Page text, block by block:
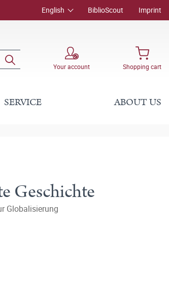
English BiblioScout Imprint
Your account Shopping cart
SERVICE ABOUT US
Geschichte
Globalisierung